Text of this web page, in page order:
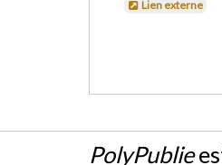
Lien externe
PolyPublie